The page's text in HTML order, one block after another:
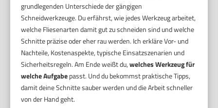
grundlegenden Unterschiede der gängigen
Schneidwerkzeuge. Du erfährst, wie jedes Werkzeug arbeitet,
welche Fliesenarten damit gut zu schneiden sind und welche
Schnitte präzise oder eher rau werden. Ich erkläre Vor- und
Nachteile, Kostenaspekte, typische Einsatzszenarien und
Sicherheitsregeln. Am Ende weißt du,welches Werkzeug für
welche Aufgabepasst. Und du bekommst praktische Tipps,
damit deine Schnitte sauber werden und die Arbeit schneller
von der Hand geht.